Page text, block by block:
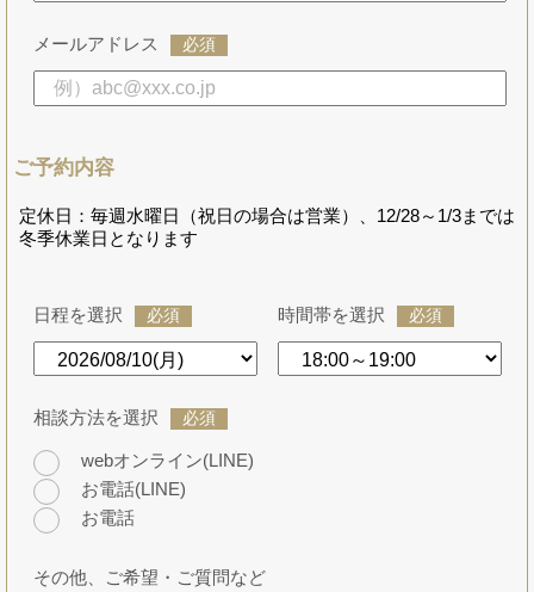
メールアドレス 必須
ご予約内容
定休日：毎週水曜日（祝日の場合は営業）、12/28～1/3までは
冬季休業日となります
日程を選択 必須 時間帯を選択 必須
相談方法を選択 必須
webオンライン(LINE)
お電話(LINE)
お電話
その他、ご希望・ご質問など